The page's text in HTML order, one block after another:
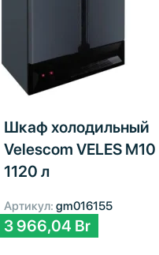
Шкаф холодильный
Velescom VELES M10
1120 л
Артикул: gm016155
3 966,04 Br